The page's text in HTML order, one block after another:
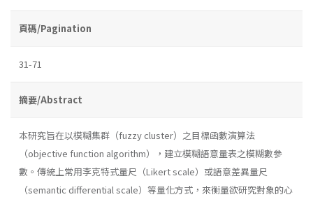
頁碼/Pagination
31-71
摘要/Abstract
本研究旨在以模糊集群（fuzzy cluster）之目標函數演算法
（objective function algorithm），建立模糊語意量表之模糊數參
數。傳統上常用李克特式量尺（Likert scale）或語意差異量尺
（semantic differential scale）等量化方式，來衡量欲研究對象的心